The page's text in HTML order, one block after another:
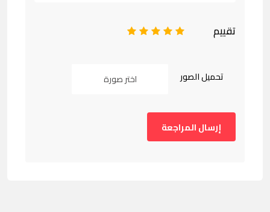
تقييم 5
4
3
2
تحميل الصور اختر صورة